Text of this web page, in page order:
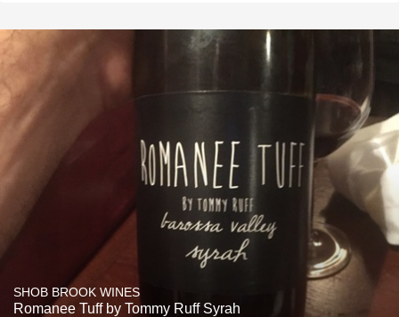
SHOB BROOK WINES
Romanee Tuff by Tommy Ruff Syrah